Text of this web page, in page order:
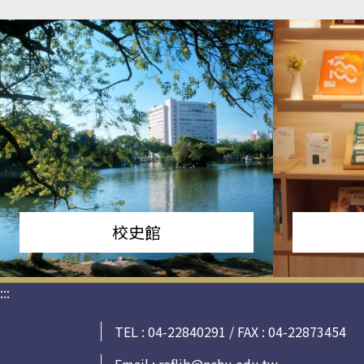
校史館
:::
TEL : 04-22840291 / FAX : 04-22873454